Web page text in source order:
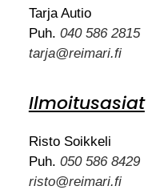
Tarja Autio
Puh. 040 586 2815
tarja@reimari.fi
Ilmoitusasiat
Risto Soikkeli
Puh. 050 586 8429
risto@reimari.fi